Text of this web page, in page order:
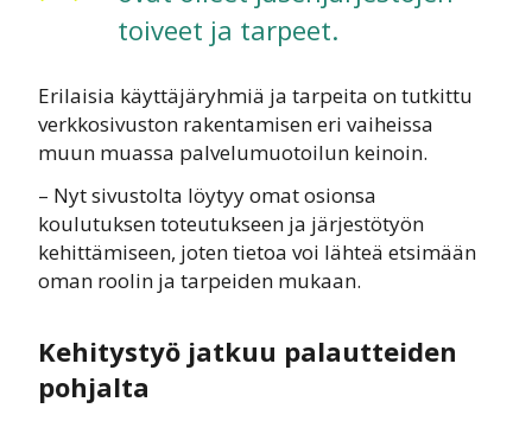
toiveet ja tarpeet.
Erilaisia käyttäjäryhmiä ja tarpeita on tutkittu
verkkosivuston rakentamisen eri vaiheissa
muun muassa palvelumuotoilun keinoin.
– Nyt sivustolta löytyy omat osionsa
koulutuksen toteutukseen ja järjestötyön
kehittämiseen, joten tietoa voi lähteä etsimään
oman roolin ja tarpeiden mukaan.
Kehitystyö jatkuu palautteiden
pohjalta